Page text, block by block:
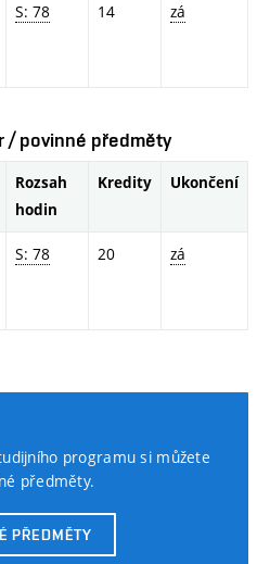
S: 78 14 zá
/ povinné předměty
Rozsah
hodin
Kredity Ukončení
S: 78 20 zá
programu si můžete
předměty.
PŘEDMĚTY